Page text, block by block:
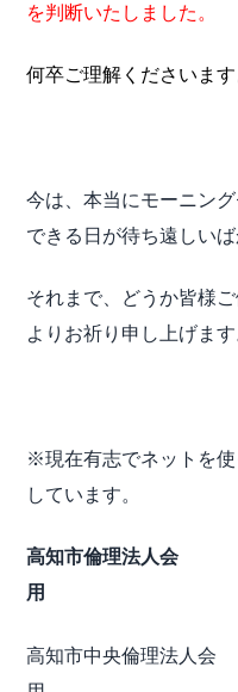
を判断いたしました。
何卒ご理解くださいま
今は、本当にモーニン
できる日が待ち遠しいば
それまで、どうか皆様
よりお祈り申し上げます
※現在有志でネットを
しています。
高知市倫理法人会
用
高知市中央倫理法人会